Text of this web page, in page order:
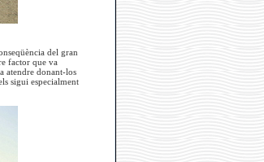
del gran
factor que va
atendre donant-los
sigui especialment